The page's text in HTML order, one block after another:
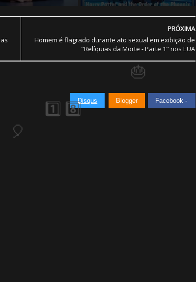
PRÓXIMA
Homem é flagrado durante ato sexual em exibição de
"Relíquias da Morte - Parte 1" nos EUA
Disqus Blogger Facebook -